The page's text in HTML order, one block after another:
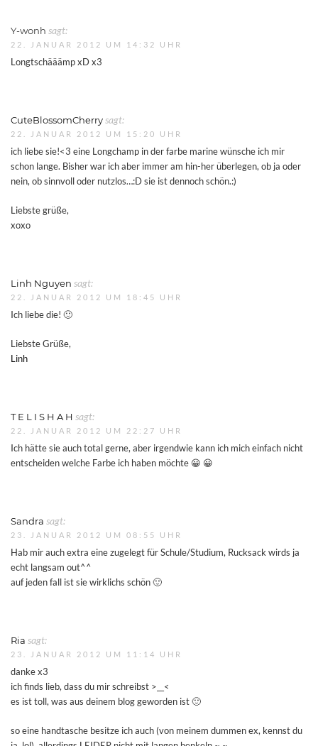
Y-wonh sagt:
22. JANUAR 2012 UM 14:32 UHR
Longtschääämp xD x3
CuteBlossomCherrysagt:
22. JANUAR 2012 UM 15:20 UHR
ich liebe sie!<3 eine Longchamp in der farbe marine wünsche ich mir
schon lange. Bisher war ich aber immer am hin-her überlegen, ob ja oder
nein, ob sinnvoll oder nutzlos…:D sie ist dennoch schön.:)
Liebste grüße,
xoxo
Linh Nguyen sagt:
22. JANUAR 2012 UM 18:45 UHR
Ich liebe die! 🙂
Liebste Grüße,
Linh
T E L I S H A H sagt:
22. JANUAR 2012 UM 22:27 UHR
Ich hätte sie auch total gerne, aber irgendwie kann ich mich einfach nicht
entscheiden welche Farbe ich haben möchte 😀 😀
Sandra sagt:
23. JANUAR 2012 UM 08:55 UHR
Hab mir auch extra eine zugelegt für Schule/Studium, Rucksack wirds ja
echt langsam out^^
auf jeden fall ist sie wirklichs schön 🙂
Ria sagt:
23. JANUAR 2012 UM 11:14 UHR
danke x3
ich finds lieb, dass du mir schreibst >__<
es ist toll, was aus deinem blog geworden ist 🙂
so eine handtasche besitze ich auch (von meinem dummen ex, kennst du